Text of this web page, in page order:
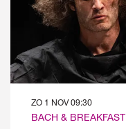
BACH & BREAKFAST
ZO 1 NOV09:30